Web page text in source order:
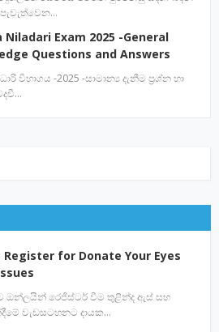
Niladari Exam 2025 -General
Questions and Answers
විභාගය -2025 -සාමාන්‍ය දැනීම ප්‍රශ්න හා
Register for Donate Your Eyes
ඔන්ලයින් රෙජිස්ටර් වීම තුළින්ද ඇස් සහ
වැඩසටහනට දායක…